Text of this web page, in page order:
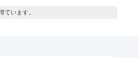
います。